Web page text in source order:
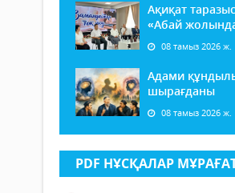
Ақиқат
«Абай
08 тамыз 2026 ж.
Адами
шырағданы
08 тамыз 2026 ж.
PDF НҰСҚАЛАР